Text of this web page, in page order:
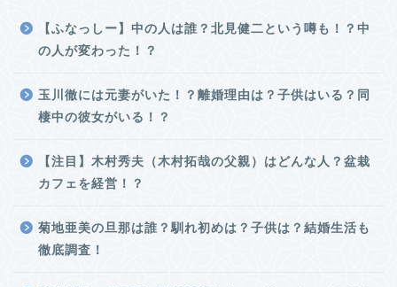
【ふなっしー】中の人は誰？北見健二という噂も！？中
の人が変わった！？
玉川徹には元妻がいた！？離婚理由は？子供はいる？同
棲中の彼女がいる！？
【注目】木村秀夫（木村拓哉の父親）はどんな人？盆栽
カフェを経営！？
菊地亜美の旦那は誰？馴れ初めは？子供は？結婚生活も
徹底調査！